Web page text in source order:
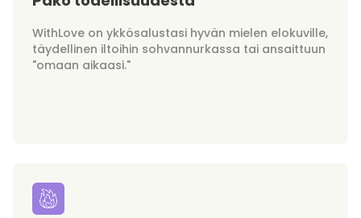
WithLove on ykkösalustasi hyvän mielen elokuville,
täydellinen iltoihin sohvannurkassa tai ansaittuun
"omaan aikaasi."